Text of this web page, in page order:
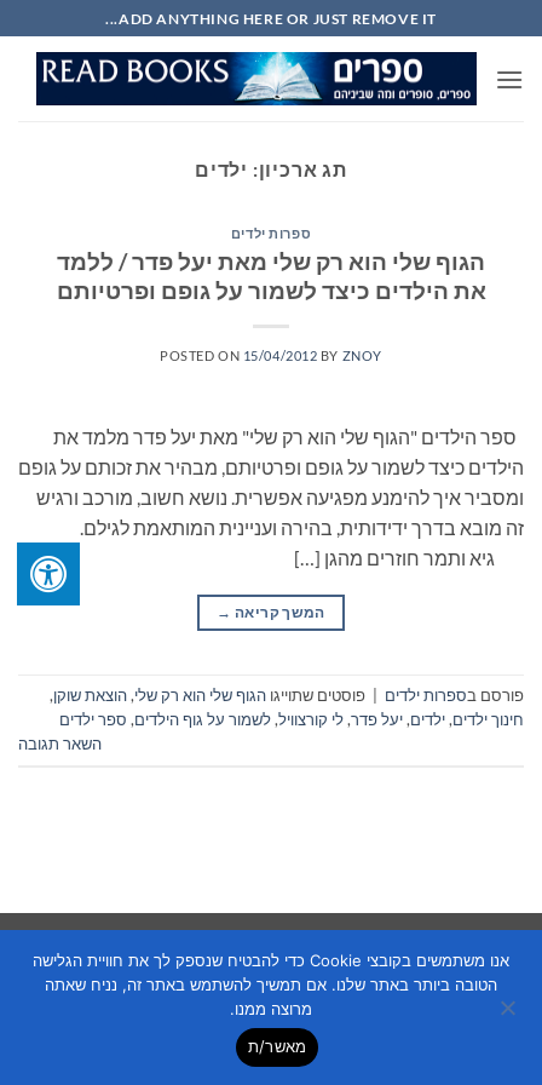
to
content
ADD ANYTHING HERE OR JUST REMOVE IT...
תג ארכיון: ילדים
ספרות ילדים
הגוף שלי הוא רק שלי מאת יעל פדר / ללמד
את הילדים כיצד לשמור על גופם ופרטיותם
POSTED ON 15/04/2012 BY ZNOY
ספר הילדים "הגוף שלי הוא רק שלי" מאת יעל פדר מלמד את
הילדים כיצד לשמור על גופם ופרטיותם, מבהיר את זכותם על גופם
ומסביר איך להימנע מפגיעה אפשרית. נושא חשוב, מורכב ורגיש
זה מובא בדרך ידידותית, בהירה ועניינית המותאמת לגילם.
גיא ותמר חוזרים מהגן […]
המשך קריאה →
פורסם בספרות ילדים פוסטים שתוייגו הגוף שלי הוא רק שלי,הוצאת שוקן,
חינוך ילדים,ילדים,יעל פדר,לי קורצוויל,לשמור על גוף הילדים, ספר ילדים
השאר תגובה
אנו משתמשים בקובצי Cookie כדי להבטיח שנספק לך את חוויית הגלישה
הטובה ביותר באתר שלנו. אם תמשיך להשתמש באתר זה, נניח שאתה
מרוצה ממנו.
מאשר/ת